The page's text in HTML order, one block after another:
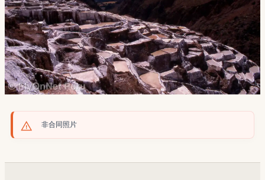
非合同照片